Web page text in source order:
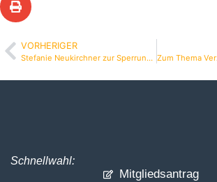
VORHERIGER
Stefanie Neukirchner zur Sperrung der Schulstraßen
Schnellwahl:
Mitgliedsantrag